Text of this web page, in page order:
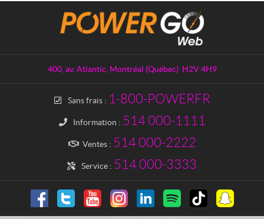
400, av. Atlantic Montréal (Québec) H2V 4H9
Sans frais : 1-800-POWERFR
Information : 514 000-1111
Ventes : 514 000-2222
Service : 514 000-3333